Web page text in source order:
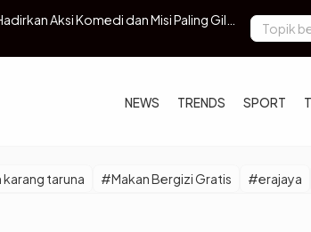
yang Semakin Populer
Tugu
yang Rusak
NEWS TRENDS SPORT
taruna #Makan Bergizi Gratis #erajaya